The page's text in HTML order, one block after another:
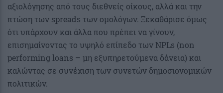
αξιολόγησης από τους διεθνείς οίκους, αλλά και την
πτώση των spreads των ομολόγων. Ξεκαθάρισε όμως
ότι υπάρχουν και άλλα που πρέπει να γίνουν,
επισημαίνοντας το υψηλό επίπεδο των NPLs (non
performing loans – μη εξυπηρετούμενα δάνεια) και
καλώντας σε συνέχιση των συνετών δημοσιονομικών
πολιτικών.